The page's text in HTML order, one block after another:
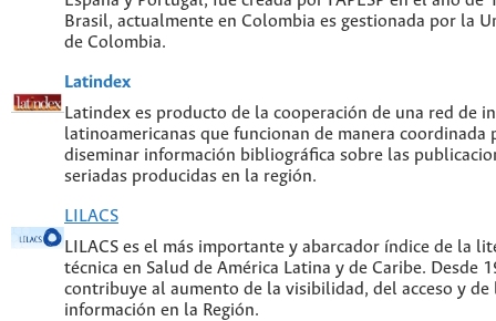
Brasil, actualmente en Colombia es gestionada por la
de Colombia.
Latindex
Latindex es producto de la cooperación de una red de
latinoamericanas que funcionan de manera coordinada
diseminar información bibliográfica sobre las
seriadas producidas en la región.
LILACS
LILACS es el más importante y abarcador índice de la
técnica en Salud de América Latina y de Caribe. Desde
contribuye al aumento de la visibilidad, del acceso y de
información en la Región.